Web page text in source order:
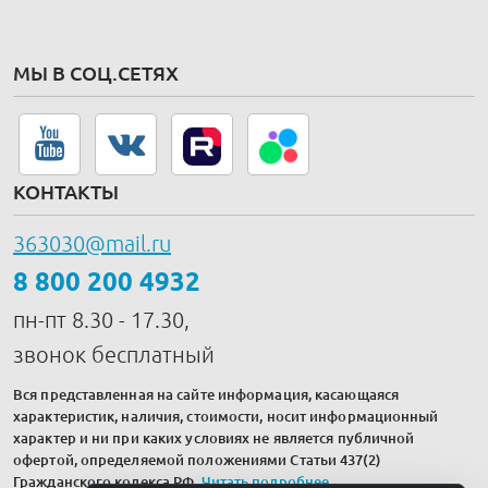
МЫ В СОЦ.СЕТЯХ
КОНТАКТЫ
363030@mail.ru
8 800 200 4932
пн-пт 8.30 - 17.30,
звонок бесплатный
Вся представленная на сайте информация, касающаяся
характеристик, наличия, стоимости, носит информационный
характер и ни при каких условиях не является публичной
офертой, определяемой положениями Статьи 437(2)
Гражданского кодекса РФ.Читать подробнее.